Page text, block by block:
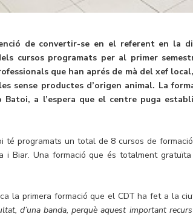
de convertir-se en el referent en la
cursos programats per al primer
que han aprés de mà del xef
sense productes d’origen animal. La
a l’espera que el centre puga
té programats un total de 8 cursos de
i Biar. Una formació que és totalment
la primera formació que el CDT ha fet a la
d’una banda, perquè aquest important